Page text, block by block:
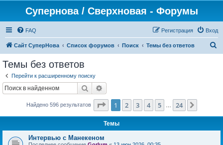
Супернова / Сверхновая - Форумы
FAQ Вход
Регистрация
Сайт СуперНова Список форумов Поиск Темы без ответов
Темы без ответов
Перейти к расширенному поиску
Поиск
Найдено 596 результатов Страница из 24
1 2 3 4 5 24
Темы
Интервью с Манекеном